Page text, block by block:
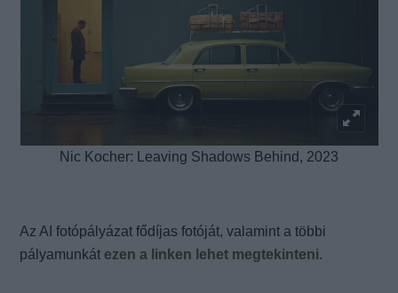
Nic Kocher: Leaving Shadows Behind, 2023
Az AI fotópályázat fődíjas fotóját, valamint a többi
pályamunkát ezen a linken lehet megtekinteni.